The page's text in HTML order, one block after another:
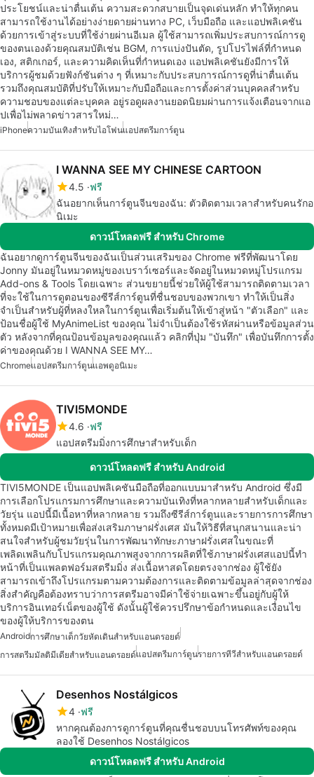
ประโยชน์และน่าตื่นเต้น ความสะดวกสบายเป็นจุดเด่นหลัก ทำให้ทุกคน
สามารถใช้งานได้อย่างง่ายดายผ่านทาง PC, เว็บมือถือ และแอปพลิเคชัน
ด้วยการเข้าสู่ระบบที่ใช้ง่ายผ่านอีเมล ผู้ใช้สามารถเพิ่มประสบการณ์การดู
ของตนเองด้วยคุณสมบัติเช่น BGM, การแบ่งปันตัด, รูปโปรไฟล์ที่กำหนด
เอง, สติกเกอร์, และความคิดเห็นที่กำหนดเอง แอปพลิเคชันยังมีการให้
บริการผู้ชมด้วยฟังก์ชันต่าง ๆ ที่เหมาะกับประสบการณ์การดูที่น่าตื่นเต้น
รวมถึงคุณสมบัติที่ปรับให้เหมาะกับมือถือและการตั้งค่าส่วนบุคคลสำหรับ
ความชอบของแต่ละบุคคล อยู่รอดูผลงานยอดนิยมผ่านการแจ้งเตือนจากแอ
ปเพื่อไม่พลาดข่าวสารใหม่…
iPhoneความบันเทิงสำหรับไอโฟนแอปสตรีมการ์ตูน
I WANNA SEE MY CHINESE CARTOON
4.5 ฟรี
ฉันอยากเห็นการ์ตูนจีนของฉัน: ตัวติดตามเวลาสำหรับคนรักอ
นิเมะ
ดาวน์โหลดฟรี สำหรับ Chrome
ฉันอยากดูการ์ตูนจีนของฉันเป็นส่วนเสริมของ Chrome ฟรีที่พัฒนาโดย
Jonny มันอยู่ในหมวดหมู่ของเบราว์เซอร์และจัดอยู่ในหมวดหมู่โปรแกรม
Add-ons & Tools โดยเฉพาะ ส่วนขยายนี้ช่วยให้ผู้ใช้สามารถติดตามเวลา
ที่จะใช้ในการดูตอนของซีรีส์การ์ตูนที่ชื่นชอบของพวกเขา ทำให้เป็นสิ่ง
จำเป็นสำหรับผู้ที่หลงใหลในการ์ตูนเพื่อเริ่มต้นให้เข้าสู่หน้า "ตัวเลือก" และ
ป้อนชื่อผู้ใช้ MyAnimeList ของคุณ ไม่จำเป็นต้องใช้รหัสผ่านหรือข้อมูลส่วน
ตัว หลังจากที่คุณป้อนข้อมูลของคุณแล้ว คลิกที่ปุ่ม "บันทึก" เพื่อบันทึกการตั้ง
ค่าของคุณด้วย I WANNA SEE MY…
Chromeแอปสตรีมการ์ตูนแอพดูอนิเมะ
TIVI5MONDE
4.6 ฟรี
แอปสตรีมมิ่งการศึกษาสำหรับเด็ก
ดาวน์โหลดฟรี สำหรับ Android
TIVI5MONDE เป็นแอปพลิเคชันมือถือที่ออกแบบมาสำหรับ Android ซึ่งมี
การเลือกโปรแกรมการศึกษาและความบันเทิงที่หลากหลายสำหรับเด็กและ
วัยรุ่น แอปนี้มีเนื้อหาที่หลากหลาย รวมถึงซีรีส์การ์ตูนและรายการการศึกษา
ทั้งหมดมีเป้าหมายเพื่อส่งเสริมภาษาฝรั่งเศส มันให้วิธีที่สนุกสนานและน่า
สนใจสำหรับผู้ชมวัยรุ่นในการพัฒนาทักษะภาษาฝรั่งเศสในขณะที่
เพลิดเพลินกับโปรแกรมคุณภาพสูงจากการผลิตที่ใช้ภาษาฝรั่งเศสแอปนี้ทำ
หน้าที่เป็นแพลตฟอร์มสตรีมมิ่ง ส่งเนื้อหาสดโดยตรงจากช่อง ผู้ใช้ยัง
สามารถเข้าถึงโปรแกรมตามความต้องการและติดตามข้อมูลล่าสุดจากช่อง
สิ่งสำคัญคือต้องทราบว่าการสตรีมอาจมีค่าใช้จ่ายเฉพาะขึ้นอยู่กับผู้ให้
บริการอินเทอร์เน็ตของผู้ใช้ ดังนั้นผู้ใช้ควรปรึกษาข้อกำหนดและเงื่อนไข
ของผู้ให้บริการของตน
Androidการศึกษาเด็กวัยหัดเดินสำหรับแอนดรอยด์
การสตรีมมัลติมีเดียสำหรับแอนดรอยด์แอปสตรีมการ์ตูนรายการทีวีสำหรับแอนดรอยด์
Desenhos Nostálgicos
4 ฟรี
หากคุณต้องการดูการ์ตูนที่คุณชื่นชอบบนโทรศัพท์ของคุณ
ลองใช้ Desenhos Nostálgicos
ดาวน์โหลดฟรี สำหรับ Android